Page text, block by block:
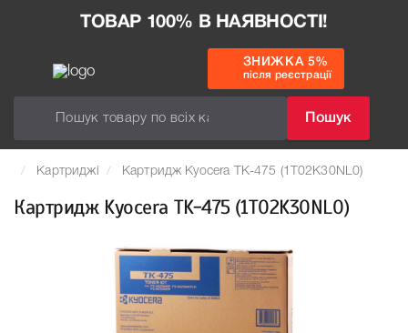
ТОВАР 100% В НАЯВНОСТІ!
Пошук
ЗНИЖКА 5%
після реєстрації
Картриджі Картридж Kyocera TK-475 (1T02K30NL0)
Картридж Kyocera TK-475 (1T02K30NL0)